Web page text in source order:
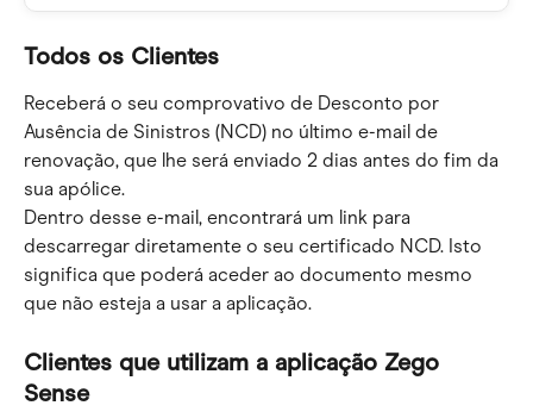
Todos os Clientes
Receberá o seu comprovativo de Desconto por
Ausência de Sinistros (NCD) no último e-mail de
renovação, que lhe será enviado 2 dias antes do fim da
sua apólice.
Dentro desse e-mail, encontrará um link para
descarregar diretamente o seu certificado NCD. Isto
significa que poderá aceder ao documento mesmo
que não esteja a usar a aplicação.
Clientes que utilizam a aplicação Zego
Sense